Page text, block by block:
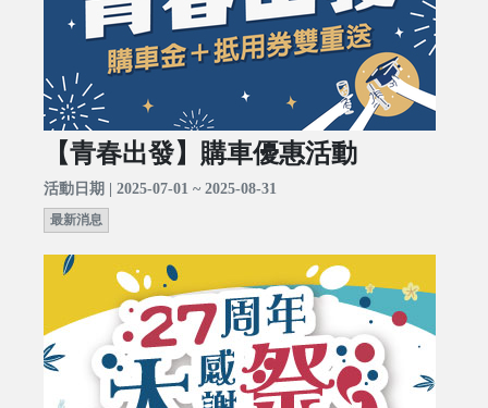
【青春出發】購車優惠活動
活動日期 | 2025-07-01 ~ 2025-08-31
最新消息